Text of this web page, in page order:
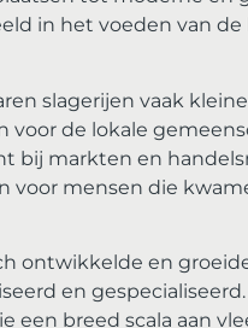
in het voeden van
slagerijen vaak
voor de lokale
bij markten en
voor mensen die
ontwikkelde en
en
een breed scala aan